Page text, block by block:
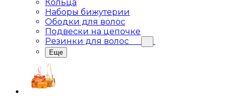
Кольца
Наборы бижутерии
Ободки для волос
Подвески на цепочке
Резинки для волос
Еще